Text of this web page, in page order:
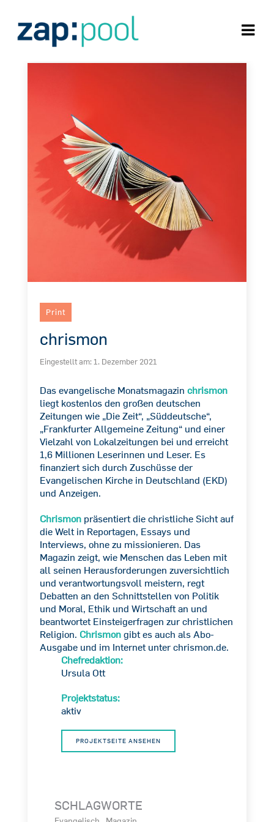
Print
chrismon
Eingestellt am: 1. Dezember 2021
Das evangelische Monatsmagazin chrismon
liegt kostenlos den großen deutschen
Zeitungen wie „Die Zeit“, „Süddeutsche“,
„Frankfurter Allgemeine Zeitung“ und einer
Vielzahl von Lokalzeitungen bei und erreicht
1,6 Millionen Leserinnen und Leser. Es
finanziert sich durch Zuschüsse der
Evangelischen Kirche in Deutschland (EKD)
und Anzeigen.
Chrismonpräsentiert die christliche Sicht auf
die Welt in Reportagen, Essays und
Interviews, ohne zu missionieren. Das
Magazin zeigt, wie Menschen das Leben mit
all seinen Herausforderungen zuversichtlich
und verantwortungsvoll meistern, regt
Debatten an den Schnittstellen von Politik
und Moral, Ethik und Wirtschaft an und
beantwortet Einsteigerfragen zur christlichen
Religion. Chrismongibt es auch als Abo-
Ausgabe und im Internet unter chrismon.de.
Chefredaktion:
Ursula Ott
Projektstatus:
aktiv
PROJEKTSEITE ANSEHEN
SCHLAGWORTE